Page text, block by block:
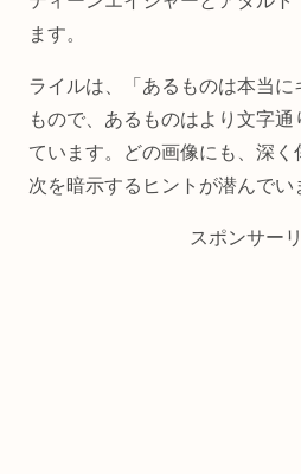
ます。
ライルは、「あるものは本当
もので、あるものはより文字
ています。どの画像にも、深
次を暗示するヒントが潜んでい
スポンサー